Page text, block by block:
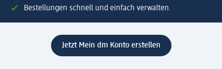
Bestellungen schnell und einfach verwalten.
Jetzt Mein dm Konto erstellen